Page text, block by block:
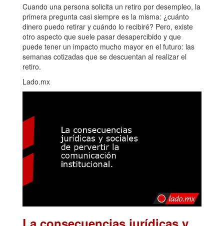
Cuando una persona solicita un retiro por desempleo, la
primera pregunta casi siempre es la misma: ¿cuánto
dinero puedo retirar y cuándo lo recibiré? Pero, existe
otro aspecto que suele pasar desapercibido y que
puede tener un impacto mucho mayor en el futuro: las
semanas cotizadas que se descuentan al realizar el
retiro.
Lado.mx